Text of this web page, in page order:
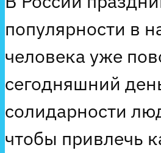
популярности в
человека уже
сегодняшний
солидарности
чтобы привлечь